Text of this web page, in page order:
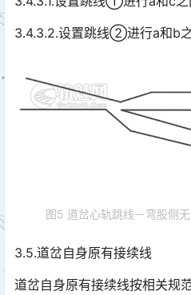
3.4.3.2.设置跳线②进行a和b之
图5 道岔心轨跳线－弯股侧
3.5.道岔自身原有接续线
道岔自身原有接续线按相关规